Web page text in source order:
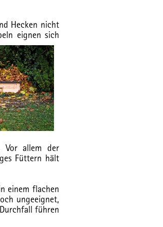
Hecken nicht
eignen sich
Vor allem der
Füttern hält
einem flachen
ungeeignet,
führen